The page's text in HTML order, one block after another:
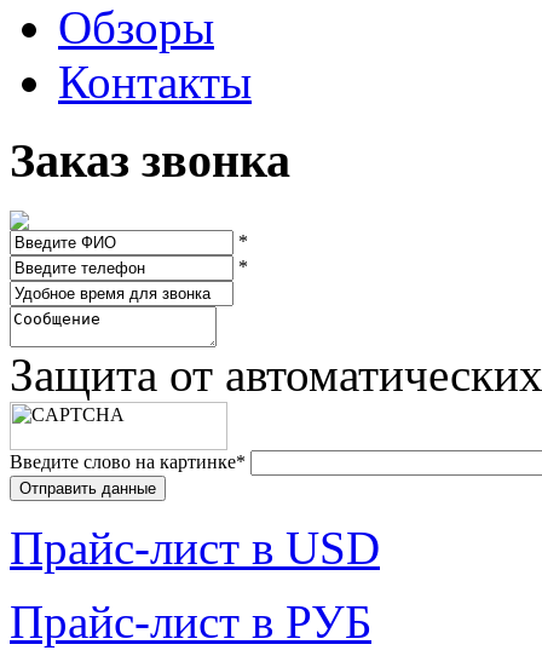
Обзоры
Контакты
Заказ звонка
*
*
Защита от
Введите слово на картинке*
Прайc-лист в USD
Прайc-лист в РУБ